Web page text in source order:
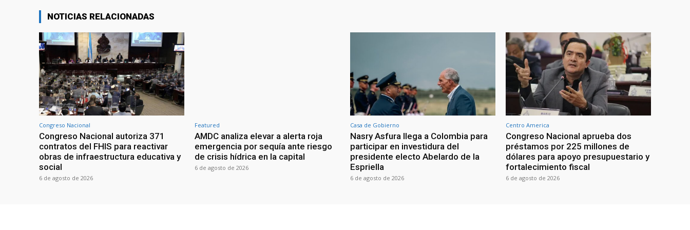
NOTICIAS RELACIONADAS
Congreso Nacional
Congreso Nacional autoriza 371
contratos del FHIS para reactivar
obras de infraestructura educativa y
social
6 de agosto de 2026
Featured
AMDC analiza elevar a alerta roja
emergencia por sequía ante riesgo
de crisis hídrica en la capital
6 de agosto de 2026
Casa de Gobierno
Nasry Asfura llega a Colombia para
participar en investidura del
presidente electo Abelardo de la
Espriella
6 de agosto de 2026
Centro America
Congreso Nacional aprueba dos
préstamos por 225 millones de
dólares para apoyo presupuestario y
fortalecimiento fiscal
6 de agosto de 2026